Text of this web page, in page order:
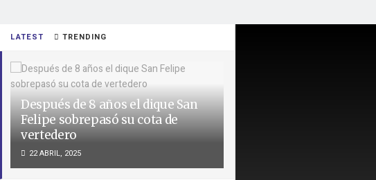
LATEST TRENDING
Después de 8 años el dique San
Felipe sobrepasó su cota de
vertedero
22 ABRIL, 2025